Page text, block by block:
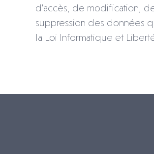
d'accès, de modification,
suppression des données
la Loi Informatique et